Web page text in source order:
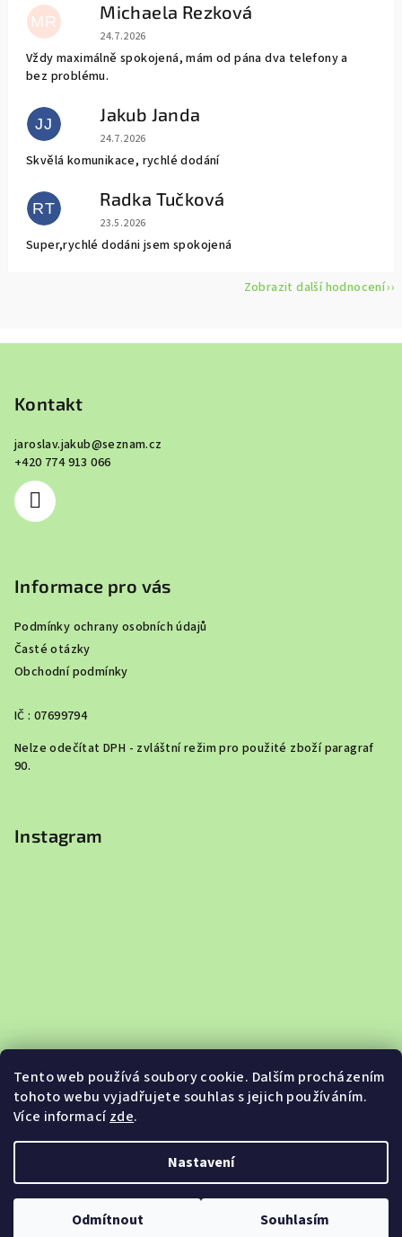
Tento web používá soubory cookie. Dalším procházením
tohoto webu vyjadřujete souhlas s jejich používáním.
Více informacízde.
Nastavení
Odmítnout Souhlasím
MR Michaela Rezková
Hodnocení obchodu je 5 z 5 hvězdiček.
24.7.2026
Vždy maximálně spokojená, mám od pána dva telefony a
bez problému.
JJ Jakub Janda
Hodnocení obchodu je 5 z 5 hvězdiček.
24.7.2026
Skvělá komunikace, rychlé dodání
RT Radka Tučková
Hodnocení obchodu je 5 z 5 hvězdiček.
23.5.2026
Super,rychlé dodáni jsem spokojená
Zobrazit další hodnocení
Kontakt
jaroslav.jakub@seznam.cz
+420 774 913 066
Informace pro vás
Podmínky ochrany osobních údajů
Časté otázky
Obchodní podmínky
IČ : 07699794
Nelze odečítat DPH - zvláštní režim pro použité zboží paragraf
90.
Instagram
Sledovat na Instagramu
Jabkobazar.cz